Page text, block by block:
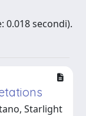
0.018 secondi).
Starlight